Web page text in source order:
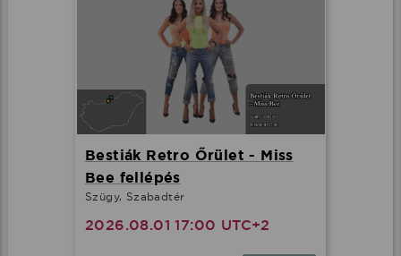
Bestiák Retro Őrület - Miss
Bee fellépés
Szügy, Szabadtér
2026.08.01 17:00 UTC+2